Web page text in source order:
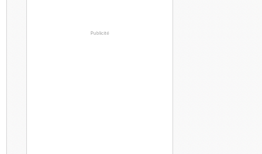
Publicité